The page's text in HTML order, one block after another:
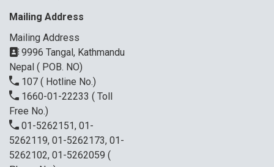
Mailing Address
Mailing Address
9996 Tangal, Kathmandu
Nepal ( POB. NO)
107 ( Hotline No.)
1660-01-22233 ( Toll
Free No.)
01-5262151, 01-
5262119, 01-5262173, 01-
5262102, 01-5262059 (